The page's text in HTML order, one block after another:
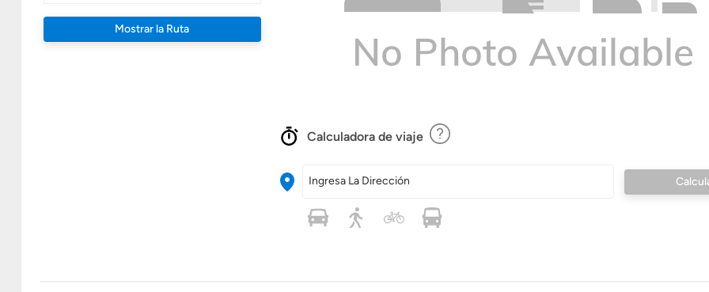
Mostrar la Ruta
Calculadora de viaje
Ingresa La Dirección